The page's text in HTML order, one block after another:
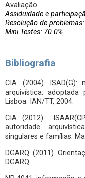
Avaliação
Assiduidade e
Resolução de
Mini Testes: 70.0%
Bibliografia
CIA .(2004). ISAD(G):
arquivística:
Lisboa: IAN/TT, 2004.
CIA. (2012).
autoridade
singulares e famílias.
DGARQ. (2011).
DGARQ.